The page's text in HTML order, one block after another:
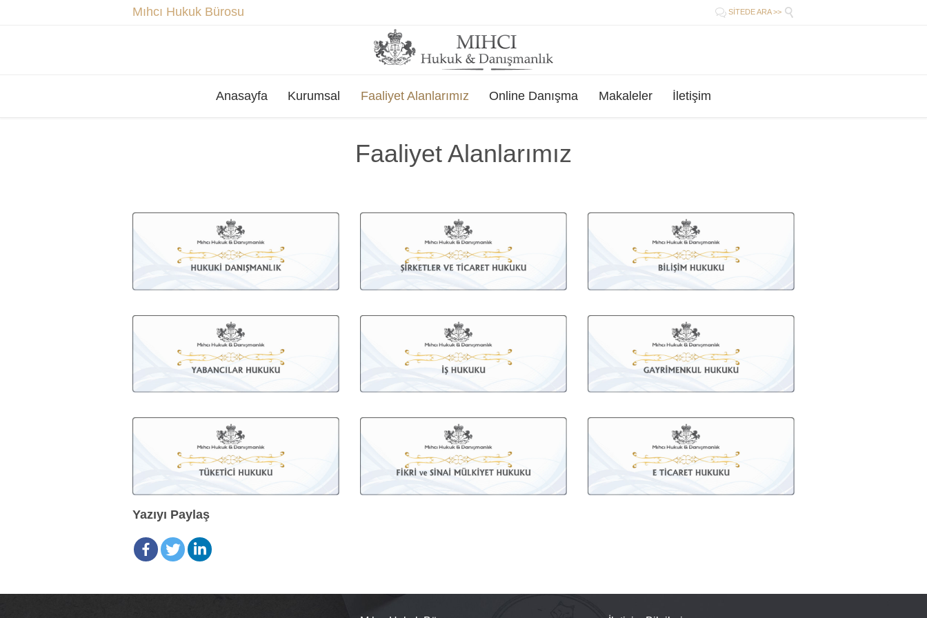
Mıhcı Hukuk Bürosu  SİTEDE ARA >> 
to
Anasayfa Kurumsal Faaliyet Alanlarımız Online Danışma Makaleler İletişim
Faaliyet Alanlarımız
Yazıyı Paylaş